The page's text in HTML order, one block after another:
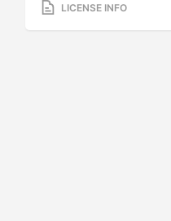
LICENSE INFO